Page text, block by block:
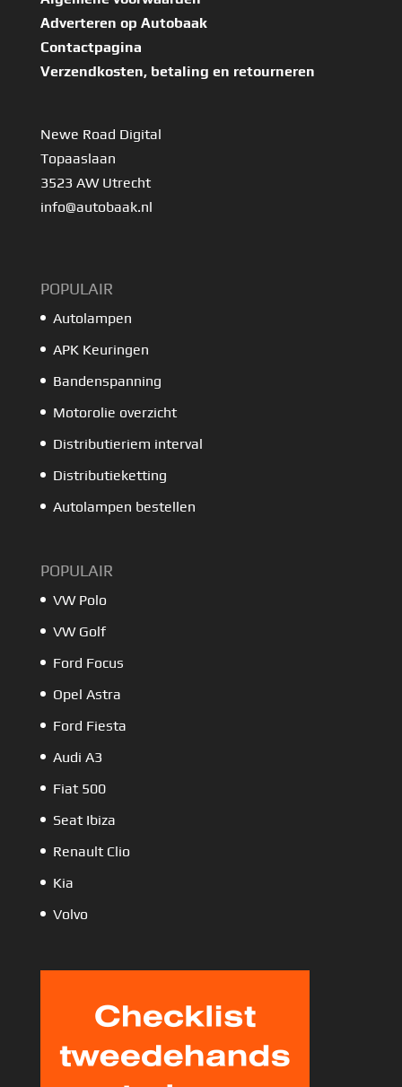
Adverteren op Autobaak
Contactpagina
Verzendkosten, betaling en retourneren
Newe Road Digital
Topaaslaan
3523 AW Utrecht
info@autobaak.nl
POPULAIR
Autolampen
APK Keuringen
Bandenspanning
Motorolie overzicht
Distributieriem interval
Distributieketting
Autolampen bestellen
POPULAIR
VW Polo
VW Golf
Ford Focus
Opel Astra
Ford Fiesta
Audi A3
Fiat 500
Seat Ibiza
Renault Clio
Kia
Volvo